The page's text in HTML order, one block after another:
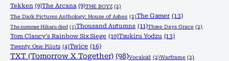
Tekken (9)The Arcana (9)THE BOYZ (2)
The Dark Pictures Anthology: House of Ashes (2)The Gamer (13)
The summer Hikaru died (1)Thousand Autumns (11)Three Days Grace (2)
Tom Clancy's Rainbow Six Siege (10)Tsukiru Yodzu (13)
Twenty One Pilots (4)Twice (16)
TXT (Tomorrow X Together) (98)Vocaloid (2)Warframe (2)